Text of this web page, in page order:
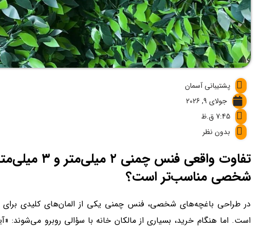
پشتیبانی آسمان
جولای 9, 2026
7:45 ق.ظ
بدون نظر
تفاوت واقعی
شخصی مناسب‌تر است؟
در طراحی باغچه‌های شخصی، فنس چمنی یکی از المان‌های کلیدی